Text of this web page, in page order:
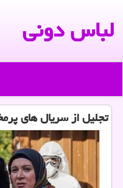
لباس دونی
تجلیل از سریال های